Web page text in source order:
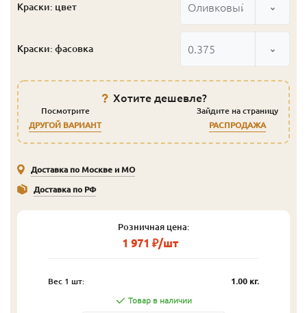
Краски: цвет Оливковый
Краски: фасовка 0.375
Хотите дешевле?
Посмотрите
ДРУГОЙ ВАРИАНТ
Зайдите на страницу
РАСПРОДАЖА
Доставка по Москве и МО
Доставка по РФ
Розничная цена:
1 971 ₽/шт
Вес 1 шт: 1.00 кг.
Товар в наличии